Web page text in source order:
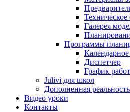
Галерея
Программы
Диспетчер
График
Julivi для школ
Дополненная
Видео уроки
Контакты